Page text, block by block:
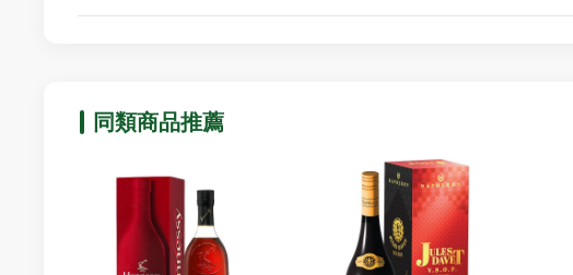
同類商品推薦